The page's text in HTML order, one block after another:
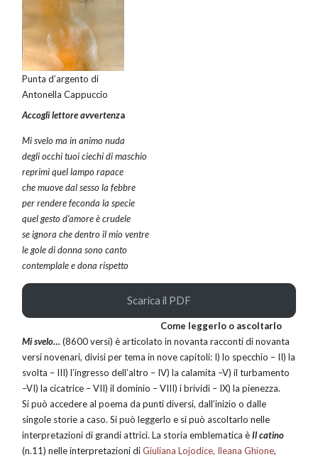
Punta d’argento di
Antonella Cappuccio
Accoglilettore avvertenza
Mi svelo ma in animo nuda
degli occhi tuoi ciechi di maschio
reprimi quel lampo rapace
che muove dal sesso la febbre
per rendere feconda la specie
quel gesto d’amore è crudele
se ignora che dentro il mio ventre
le gole di donna sono canto
contemplale e dona rispetto
Scarica il PDF
Come leggerlo o ascoltarlo
Mi svelo… (8600 versi) è articolato in novanta racconti di novanta
versi novenari, divisi per tema in nove capitoli: I) lo specchio – II) la
svolta – III) l’ingresso dell’altro – IV) la calamita –V) il turbamento
–VI) la cicatrice – VII) il dominio – VIII) i brividi – IX) la pienezza.
Si può accedere al poema da punti diversi, dall’inizio o dalle
singole storie a caso. Si può leggerlo e si può ascoltarlo nelle
interpretazioni di grandi attrici. La storia emblematica èIl catino
(n.11) nelle interpretazioni diGiuliana Lojodice, Ileana Ghione,